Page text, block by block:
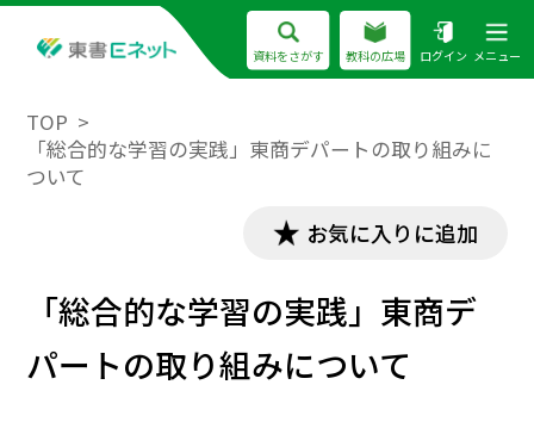
資料をさがす 教科の広場 ログイン メニュー
TOP
「総合的な学習の実践」東商デパートの取り組みに
ついて
お気に入りに追加
「総合的な学習の実践」東商デ
パートの取り組みについて